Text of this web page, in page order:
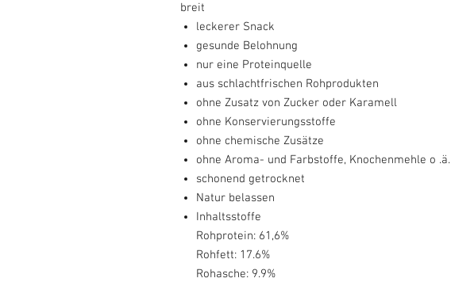
breit
leckerer Snack
gesunde Belohnung
nur eine Proteinquelle
aus schlachtfrischen Rohprodukten
ohne Zusatz von Zucker oder Karamell
ohne Konservierungsstoffe
ohne chemische Zusätze
ohne Aroma- und Farbstoffe, Knochenmehle o .ä.
schonend getrocknet
Natur belassen
Inhaltsstoffe
Rohprotein: 61,6%
Rohfett: 17.6%
Rohasche: 9.9%